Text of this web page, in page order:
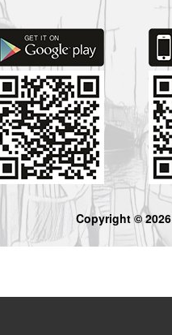
Copyright © 2026